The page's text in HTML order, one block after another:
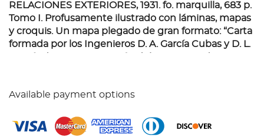
RELACIONES EXTERIORES, 1931. fo. marquilla, 683 p.
Tomo I. Profusamente ilustrado con láminas, mapas
y croquis. Un mapa plegado de gran formato: “Carta
formada por los Ingenieros D. A. García Cubas y D. L.
México y Guatemala, Enero de 1882” (facsimilar).
pasta dura, lomo en piel.
Available payment options